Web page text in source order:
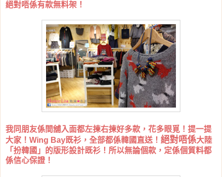
絕對唔係有款無料架！
我同朋友係間舖入面都左揀右揀好多款，花多眼覓！提一提
大家！Wing Bay既衫，全部都係韓國直送！ 絕對唔係大陸
「扮韓國」的版形設計既衫！所以無論個款，定係個質料都
係信心保證！